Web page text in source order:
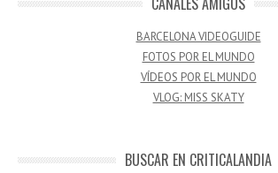
BARCELONA VIDEOGUIDE
FOTOS POR EL MUNDO
VÍDEOS POR EL MUNDO
VLOG: MISS SKATY
BUSCAR EN CRITICALANDIA